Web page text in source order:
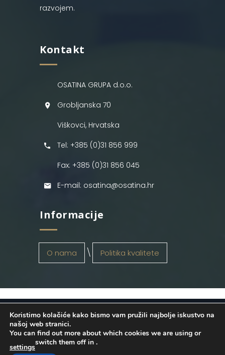
razvojem.
Kontakt
OSATINA GRUPA d.o.o.
Grobljanska 70
Viškovci, Hrvatska
Tel: +385 (0)31 856 999
Fax: +385 (0)31 856 045
E-mail: osatina@osatina.hr
Informacije
O nama Politika kvalitete
OSATINA GRUPA d.o.o. 2026
. Configured
byINFOS Osijek. Sva prava pridržana.
Koristimo kolačiće kako bismo vam pružili najbolje iskustvo na
našoj web stranici.
You can find out more about which cookies we are using or
switch them off in
settings
.